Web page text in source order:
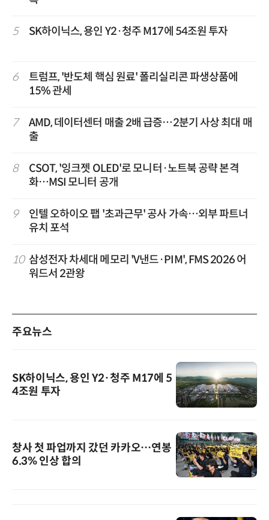
5 SK하이닉스, 용인 Y2·청주 M17에 54조원 투자
6
트럼프, '반도체 핵심 원료' 폴리실리콘 파생상품에
15% 관세
7
AMD, 데이터센터 매출 2배 급증…2분기 사상 최대 매
출
8
CSOT, '잉크젯 OLED'로 모니터·노트북 공략 본격
화…MSI 모니터 공개
9
인텔 오하이오 팹 '초과근무' 공사 가속…외부 파트너
유치 포석
10 삼성전자 차세대 메모리 'V낸드·PIM', FMS 2026 어
워드서 2관왕
주요뉴스
SK하이닉스, 용인 Y2·청주 M17에 5
4조원 투자
창사 첫 파업까지 갔던 카카오…연봉
6.3% 인상 합의